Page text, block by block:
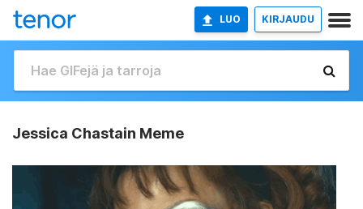
LUO KIRJAUDU
Jessica Chastain Meme